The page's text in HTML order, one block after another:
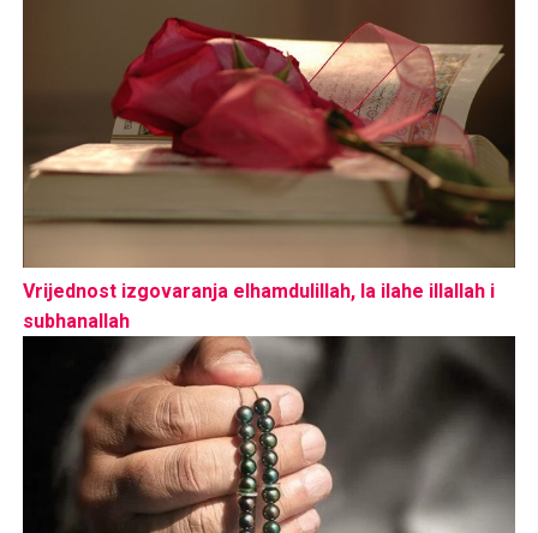
Vrijednost izgovaranja elhamdulillah, la ilahe illallah i
subhanallah